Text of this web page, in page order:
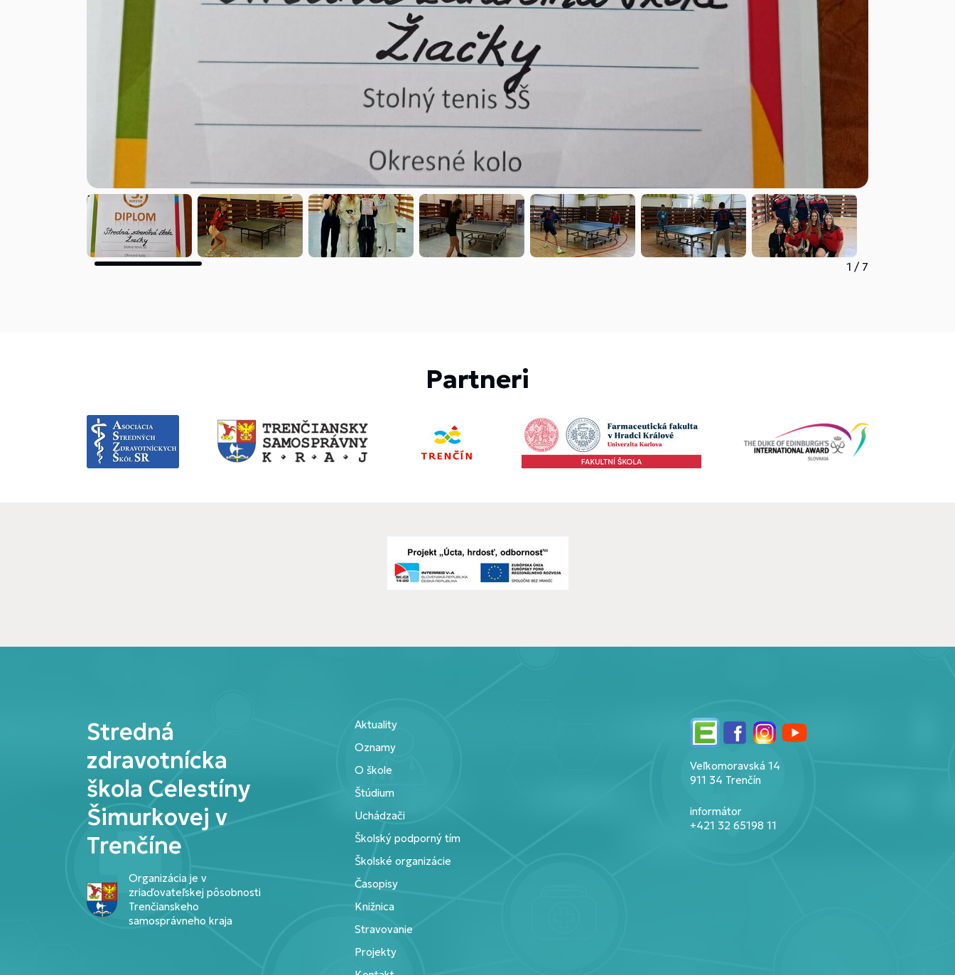
1 / 7
Partneri
Stredná
zdravotnícka
škola Celestíny
Šimurkovej v
Trenčíne
Organizácia je v
zriaďovateľskej pôsobnosti
Trenčianskeho
samosprávneho kraja
Aktuality
Oznamy
O škole
Štúdium
Uchádzači
Školský podporný tím
Školské organizácie
Časopisy
Knižnica
Stravovanie
Projekty
EdupageFacebookInstagramYouTube
Veľkomoravská 14
911 34 Trenčín
informátor
+421 32 65198 11